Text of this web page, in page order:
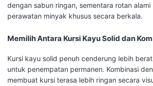
dengan sabun ringan, sementara rotan alami
perawatan minyak khusus secara berkala.
Memilih Antara Kursi Kayu Solid dan
Kursi kayu solid penuh cenderung lebih
untuk penempatan permanen. Kombinasi
membuat kursi terasa lebih ringan secara